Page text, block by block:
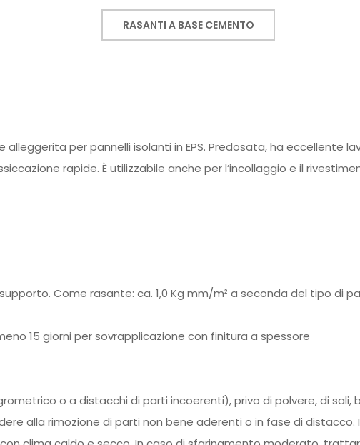
RASANTI A BASE CEMENTO
alleggerita per pannelli isolanti in EPS. Predosata, ha eccellente
rapide. È utilizzabile anche per l’incollaggio e il
Come rasante: ca. 1,0 Kg mm/m² a seconda del tipo di
15 giorni per sovrapplicazione con finitura a spessore
o a distacchi di parti incoerenti), privo di polvere, di sali,
alla rimozione di parti non bene aderenti o in fase di distacco.